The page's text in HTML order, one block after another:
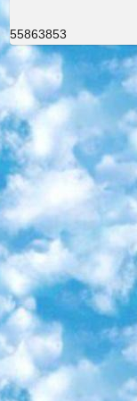
55863853